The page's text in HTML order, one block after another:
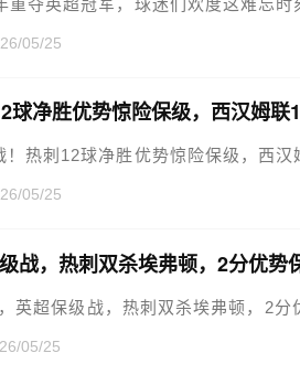
重夺英超冠军，球迷们欢度这难忘时
05/25
球净胜优势惊险保级，西汉姆联
热刺12球净胜优势惊险保级，西汉
05/25
战，热刺双杀埃弗顿，2分优势
英超保级战，热刺双杀埃弗顿，2分
05/25